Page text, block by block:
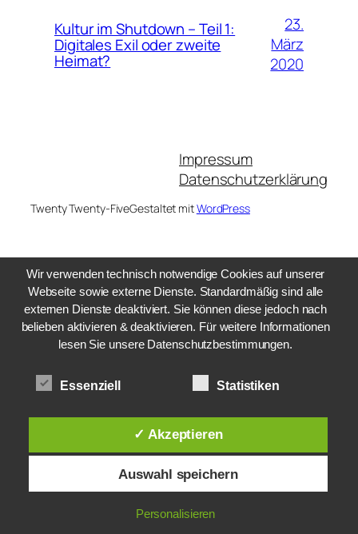
Kultur im Shutdown – Teil 1:
Digitales Exil oder zweite
Heimat?
23.
März
2020
Impressum
Datenschutzerklärung
Twenty Twenty-FiveGestaltet mitWordPress
Wir verwenden technisch notwendige Cookies auf unserer
Webseite sowie externe Dienste. Standardmäßig sind alle
externen Dienste deaktiviert. Sie können diese jedoch nach
belieben aktivieren & deaktivieren. Für weitere Informationen
lesen Sie unsere Datenschutzbestimmungen.
Essenziell Statistiken
✓ Akzeptieren
Auswahl speichern
Personalisieren